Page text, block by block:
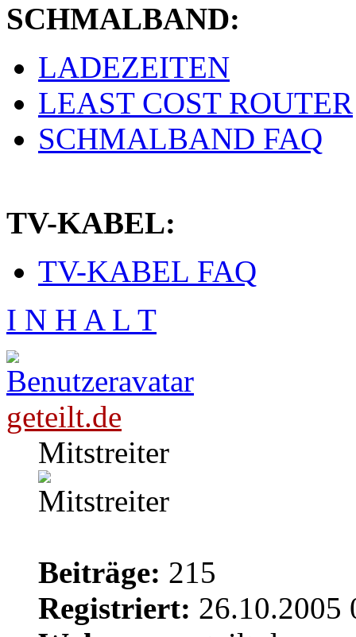
SCHMALBAND:
LADEZEITEN
LEAST COST ROUTER
SCHMALBAND FAQ
TV-KABEL:
TV-KABEL FAQ
I N H A L T
geteilt.de
Mitstreiter
Beiträge: 215
Registriert: 26.10.2005